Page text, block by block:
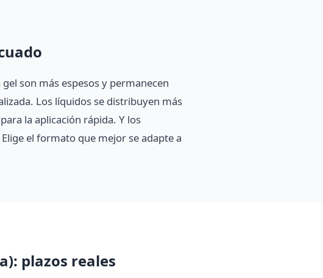
son más espesos y permanecen
Los líquidos se distribuyen más
la aplicación rápida. Y los
el formato que mejor se adapte a
plazos reales